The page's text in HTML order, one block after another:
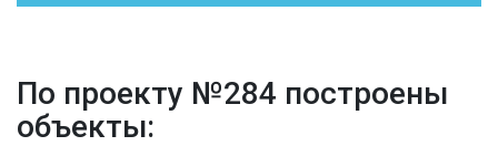
По проекту №284 построены
объекты: